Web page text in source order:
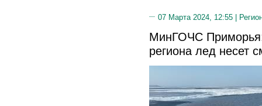
07 Марта 2024, 12:55 |
МинГОЧС
региона лед несет